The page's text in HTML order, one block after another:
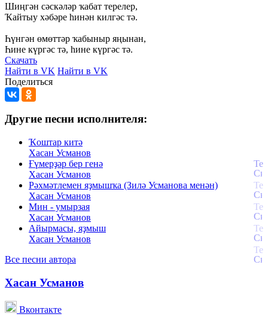
Шиңгән сәскәләр ҡабат терелер,
Ҡайтыу хәбәре һинән килгәс тә.
Һүнгән өмөттәр ҡабыныр яңынан,
Һине күргәс тә, һине күргәс тә.
Скачать
Найти в VK Найти в VK
Поделиться
Другие песни исполнителя:
Ҡоштар китә
Хасан Усманов
Ғүмерҙәр бер генә
Хасан Усманов
Рәхмәтлемен яҙмышҡа (Зилә Усманова менән)
Хасан Усманов
Мин - умырзая
Хасан Усманов
Айырмасы, яҙмыш
Хасан Усманов
Все песни автора
Хасан Усманов
Вконтакте